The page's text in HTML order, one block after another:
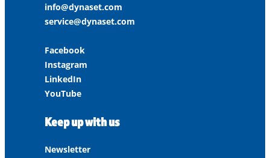
info@dynaset.com
service@dynaset.com
Facebook
Instagram
LinkedIn
YouTube
Keep up with us
Newsletter